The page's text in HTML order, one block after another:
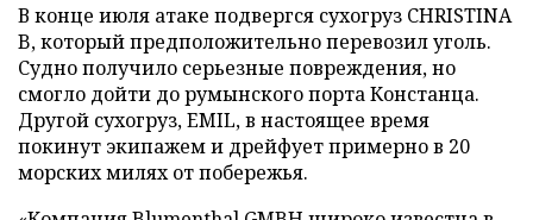
В конце июля атаке подвергся сухогруз CHRISTINA
B, который предположительно перевозил уголь.
Судно получило серьезные повреждения, но
смогло дойти до румынского порта Констанца.
Другой сухогруз, EMIL, в настоящее время
покинут экипажем и дрейфует примерно в 20
морских милях от побережья.